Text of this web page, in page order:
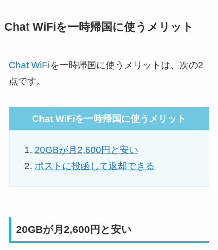
Chat WiFiを一時帰国に使うメリット
Chat WiFiを一時帰国に使うメリットは、次の2
点です。
Chat WiFiを一時帰国に使うメリット
20GBが月2,600円と安い
ポストに投函して返却できる
20GBが月2,600円と安い